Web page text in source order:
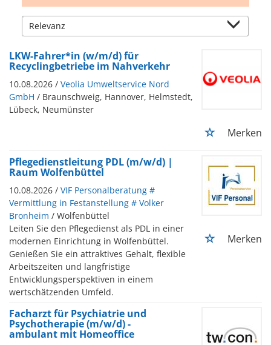
LKW-Fahrer*in (w/m/d) für
Recyclingbetriebe im Nahverkehr
10.08.2026 / Veolia Umweltservice Nord
GmbH / Braunschweig, Hannover, Helmstedt,
Lübeck, Neumünster
Merken
Pflegedienstleitung PDL (m/w/d) |
Raum Wolfenbüttel
10.08.2026 / VIF Personalberatung #
Vermittlung in Festanstellung # Volker
Bronheim / Wolfenbüttel
Leiten Sie den Pflegedienst als PDL in einer
modernen Einrichtung in Wolfenbüttel.
Genießen Sie ein attraktives Gehalt, flexible
Arbeitszeiten und langfristige
Entwicklungsperspektiven in einem
wertschätzenden Umfeld.
Merken
Facharzt für Psychiatrie und
Psychotherapie (m/w/d) -
ambulant mit Homeoffice